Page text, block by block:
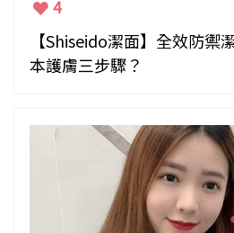
4
【Shiseido潔面】全效防禦
本護膚三步驟？